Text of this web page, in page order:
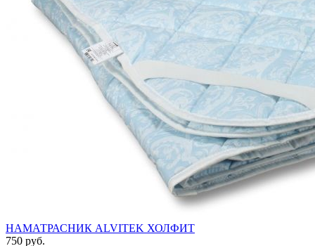
НАМАТРАСНИК ALVITEK ХОЛФИТ
750 руб.